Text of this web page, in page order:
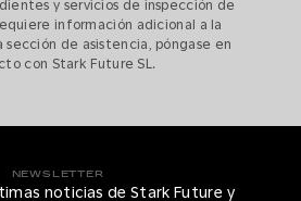
y servicios de inspección de
información adicional a la
sección de asistencia, póngase en
con Stark Future SL.
NEWSLETTER
noticias de Stark Future y